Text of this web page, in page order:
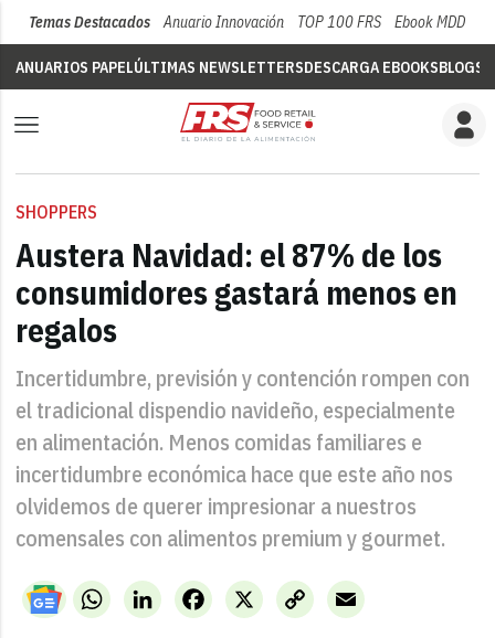
Temas Destacados Anuario Innovación TOP 100 FRS Ebook MDD
ANUARIOS PAPELÚLTIMAS NEWSLETTERSDESCARGA EBOOKSBLOGS
SHOPPERS
Austera Navidad: el 87% de los
consumidores gastará menos en
regalos
Incertidumbre, previsión y contención rompen con
el tradicional dispendio navideño, especialmente
en alimentación. Menos comidas familiares e
incertidumbre económica hace que este año nos
olvidemos de querer impresionar a nuestros
comensales con alimentos premium y gourmet.
WhatsAppLinkedIn X
Facebook
Copy
Link
Email